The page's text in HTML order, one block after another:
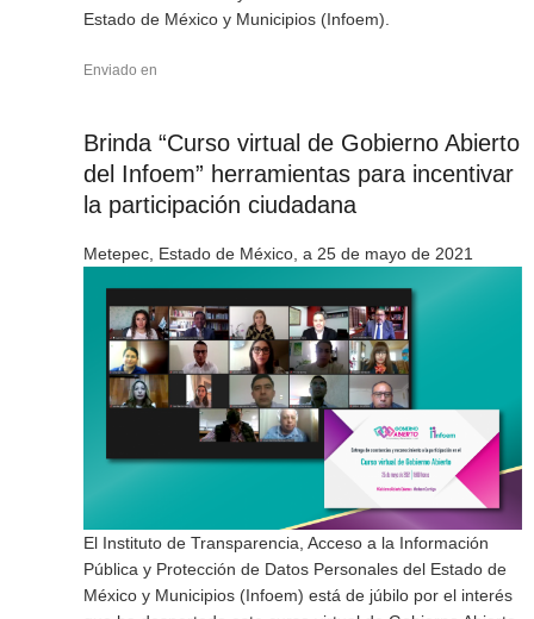
Estado de México y Municipios (Infoem).
Enviado en
Brinda “Curso virtual de Gobierno Abierto
del Infoem” herramientas para incentivar
la participación ciudadana
Metepec, Estado de México, a 25 de mayo de 2021
El Instituto de Transparencia, Acceso a la Información
Pública y Protección de Datos Personales del Estado de
México y Municipios (Infoem) está de júbilo por el interés